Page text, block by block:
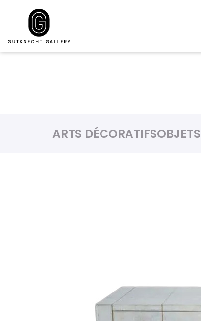
ARTS DÉCORATIFSOBJETS